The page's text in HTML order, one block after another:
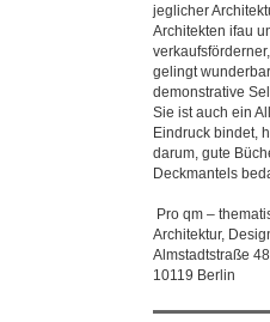
jeglicher
Architekten ifau
gelingt
demonstrative
Sie ist auch ein
Eindruck bindet,
darum, gute
Deckmantels
Pro qm –
Architektur,
Almstadtstraße
10119 Berlin